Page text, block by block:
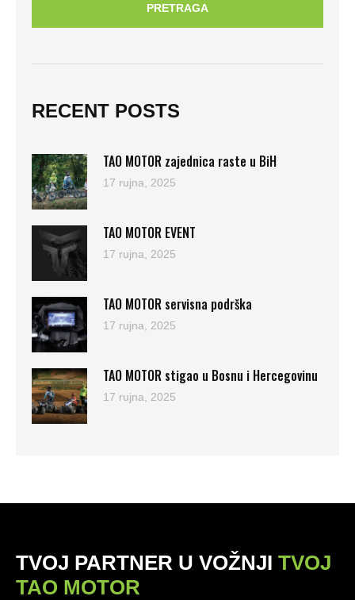
PRETRAGA
RECENT POSTS
TAO MOTOR zajednica raste u BiH
17 rujna, 2025
TAO MOTOR EVENT
17 rujna, 2025
TAO MOTOR servisna podrška
17 rujna, 2025
TAO MOTOR stigao u Bosnu i Hercegovinu
17 rujna, 2025
TVOJ PARTNER U VOŽNJI TVOJ
TAO MOTOR